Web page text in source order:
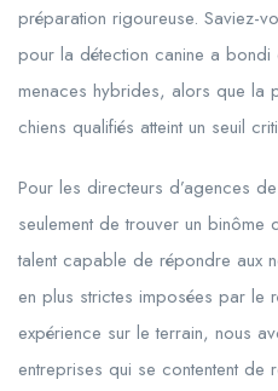
préparation rigoureuse. Saviez-
pour la détection canine a
menaces hybrides, alors que la
chiens qualifiés atteint un seuil
Pour les directeurs d’agences
seulement de trouver un
talent capable de répondre aux
en plus strictes imposées par le
expérience sur le terrain, nous
entreprises qui se contentent de